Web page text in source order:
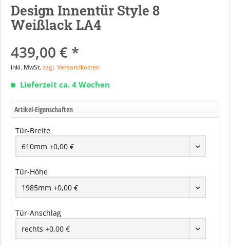
Design Innentür Style 8
Weißlack LA4
439,00 € *
inkl. MwSt.zzgl. Versandkosten
Lieferzeit ca. 4 Wochen
Artikel-Eigenschaften
Tür-Breite
Tür-Höhe
Tür-Anschlag